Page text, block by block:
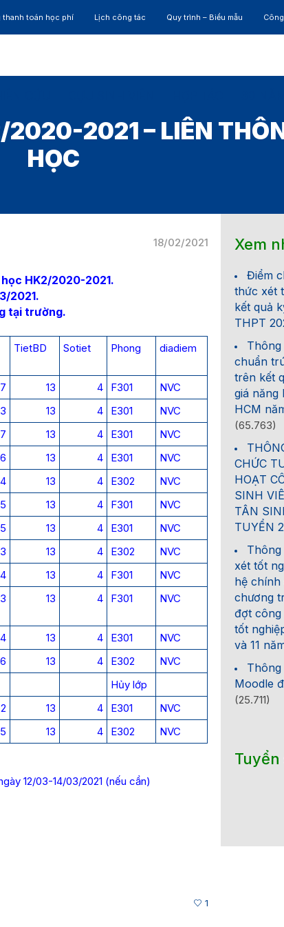
thanh toán học phí Lịch công tác Quy trình – Biểu mẫu
2020-2021 – LIÊN
HỌC
18/02/2021
HK2/2020-2021.
2021.
tại trường.
TietBD Sotiet Phong diadiem
7 13 4 F301
NVC
3 13 4 E301
NVC
7 13 4 E301
NVC
6 13 4 E301
NVC
4 13 4 E302
NVC
5 13 4 F301
NVC
5 13 4 E301
NVC
3 13 4 E302
NVC
4 13 4 F301
NVC
3 13 4 F301 NVC
4 13 4 E301
NVC
6 13 4 E302
NVC
Hủy lớp
2 13 4 E301
NVC
5 13 4 E302 NVC
12/03-14/03/2021 (nếu cần)
1
Xem
Điểm
thức xét
kết quả
THPT
chuẩn
trên kết
giá năng
HCM
(65.763)
CHỨC
HOẠT
SINH
TÂN
TUYỂN
xét tốt
hệ chính
chương
đợt
tốt
và 11
Moodle
(25.711)
Tuyển